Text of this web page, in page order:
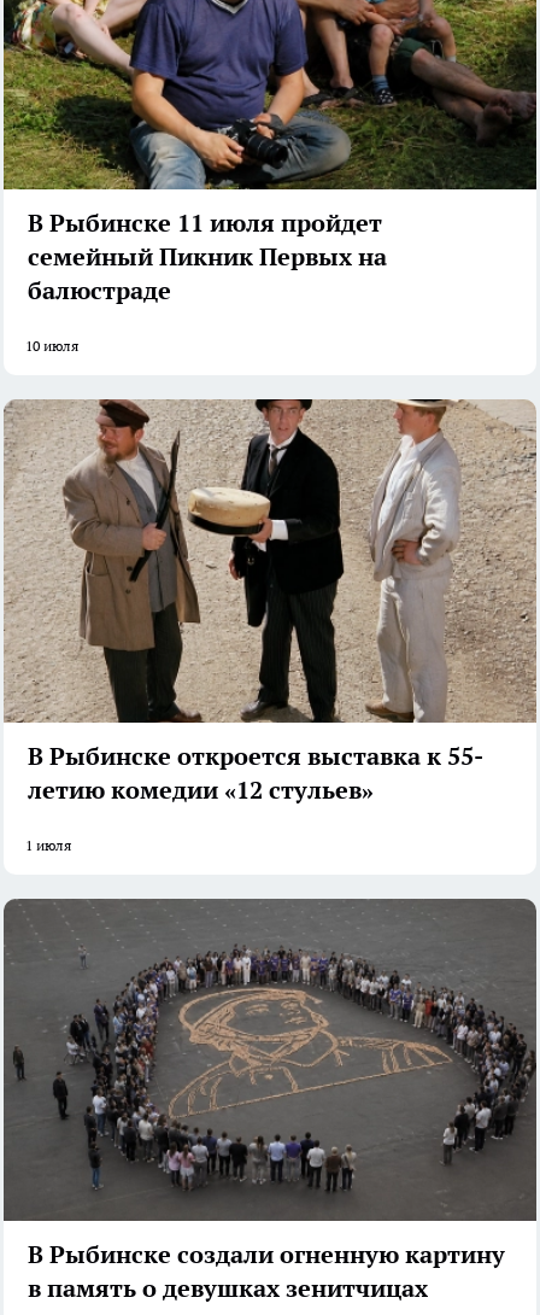
В Рыбинске 11 июля пройдет
семейный Пикник Первых на
балюстраде
10 июля
В Рыбинске откроется выставка к 55-
летию комедии «12 стульев»
1 июля
В Рыбинске создали огненную картину
в память о девушках зенитчицах